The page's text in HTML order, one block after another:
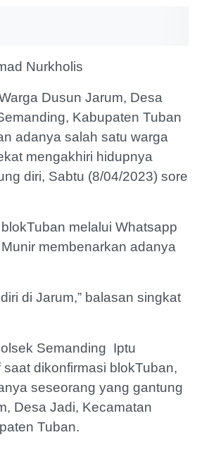
Nurkholis
Dusun Jarum, Desa
Kabupaten Tuban
adanya salah satu warga
mengakhiri hidupnya
diri, Sabtu (8/04/2023) sore
melalui Whatsapp
membenarkan adanya
di Jarum,” balasan singkat
Semanding Iptu
dikonfirmasi blokTuban,
seseorang yang gantung
Desa Jadi, Kecamatan
Tuban.